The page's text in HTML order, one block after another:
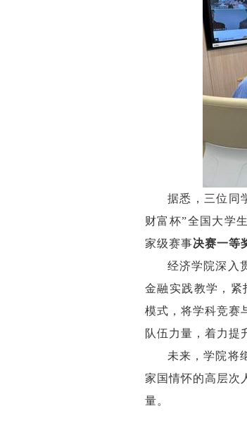
据悉， 三位 同
财富杯”全国大学
家级赛事决赛一等
经济学院深入
金融实践教学，
模式，将学科竞赛
队伍力量 ，着力提
未来，学院将
家国情怀的高层次
量。